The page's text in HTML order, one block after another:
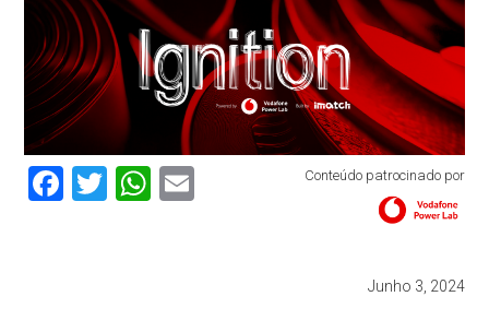
Facebook
TwitterWhatsAppConteúdo patrocinado por
Junho 3, 2024